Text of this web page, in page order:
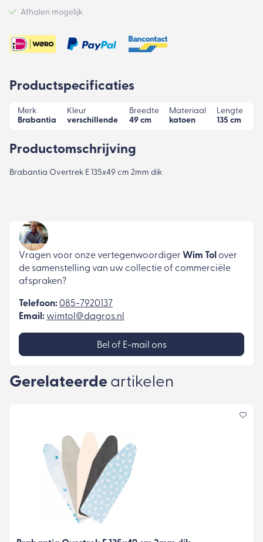
Productspecificaties
Merk
Brabantia
Kleur
verschillende
Breedte
49 cm
Materiaal
katoen
Lengte
135 cm
Productomschrijving
Brabantia Overtrek E 135x49 cm 2mm dik
Afhalen mogelijk
Vragen voor onze vertegenwoordiger Wim Tol over
de samenstelling van uw collectie of commerciële
afspraken?
Bel of E-mail ons
Telefoon:085-7920137
Email:wimtol@dagros.nl
Gerelateerde artikelen